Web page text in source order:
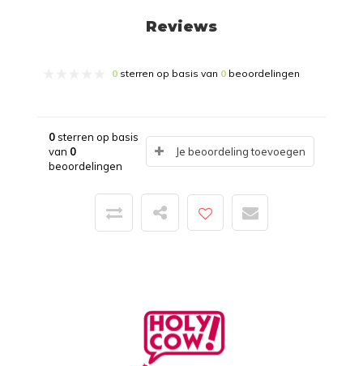
Reviews
0 sterren op basis van 0 beoordelingen
0sterren op basis
van 0
beoordelingen
Je beoordeling toevoegen